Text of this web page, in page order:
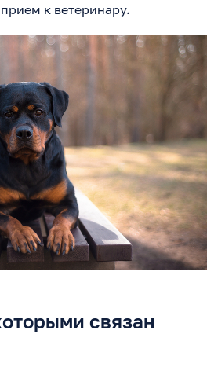
к ветеринару.
связан